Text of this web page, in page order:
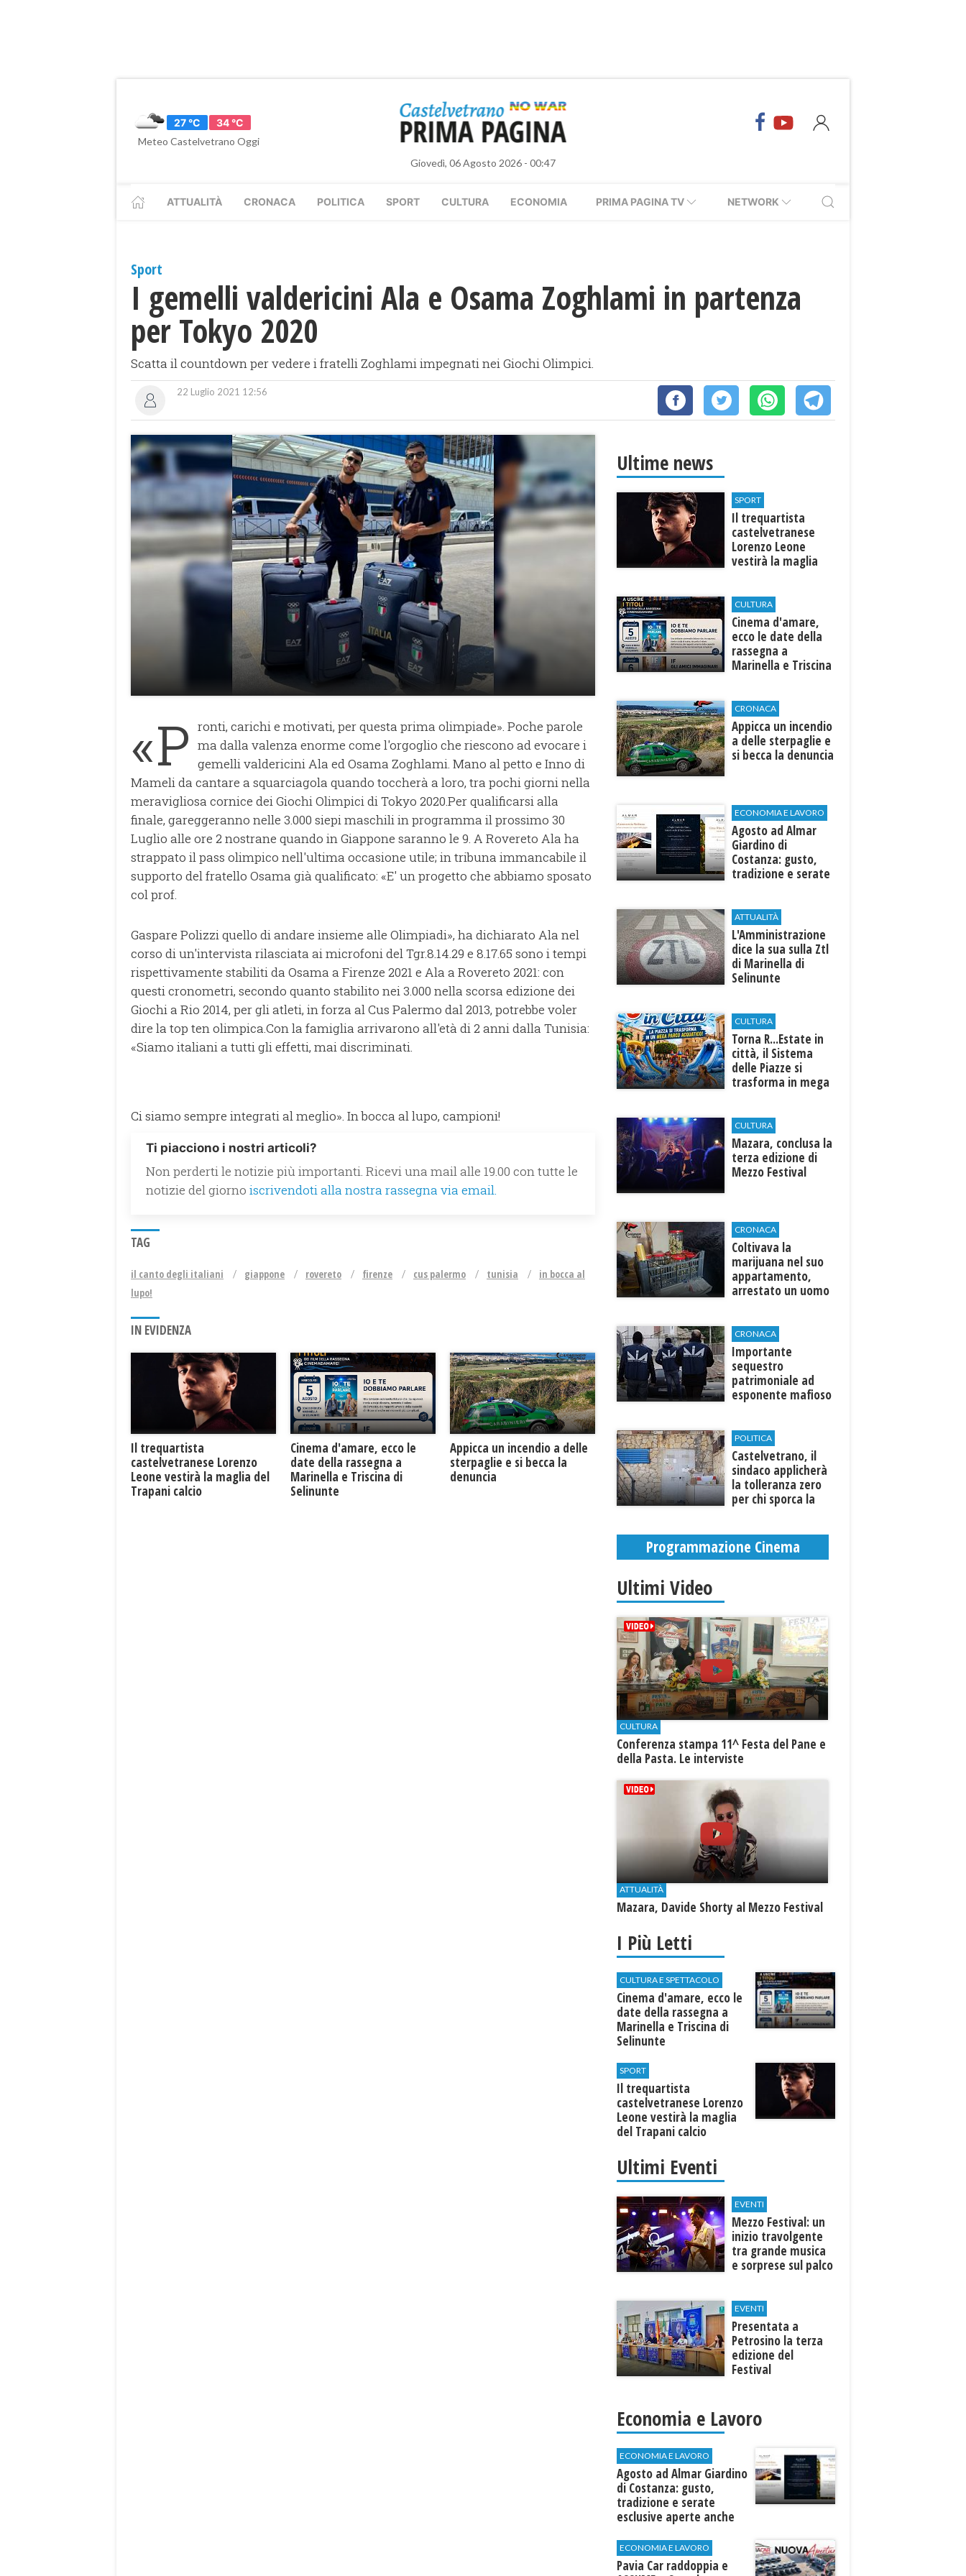
27 °C
34 °C
Meteo Castelvetrano Oggi
Giovedì, 06 Agosto 2026 - 00:47
ATTUALITÀ CRONACA POLITICA SPORT CULTURA ECONOMIA PRIMA PAGINA TV NETWORK
Sport
I gemelli valdericini Ala e Osama Zoghlami in partenza
per Tokyo 2020
Scatta il countdown per vedere i fratelli Zoghlami impegnati nei Giochi Olimpici.
22 Luglio 2021 12:56
«P ronti, carichi e motivati, per questa prima olimpiade». Poche parole
ma dalla valenza enorme come l'orgoglio che riescono ad evocare i
gemelli valdericini Ala ed Osama Zoghlami. Mano al petto e Inno di
Mameli da cantare a squarciagola quando toccherà a loro, tra pochi giorni nella
meravigliosa cornice dei Giochi Olimpici di Tokyo 2020.Per qualificarsi alla
finale, gareggeranno nelle 3.000 siepi maschili in programma il prossimo 30
Luglio alle ore 2 nostrane quando in Giappone saranno le 9. A Rovereto Ala ha
strappato il pass olimpico nell'ultima occasione utile; in tribuna immancabile il
supporto del fratello Osama già qualificato: «E' un progetto che abbiamo sposato
col prof.
Gaspare Polizzi quello di andare insieme alle Olimpiadi», ha dichiarato Ala nel
corso di un'intervista rilasciata ai microfoni del Tgr.8.14.29 e 8.17.65 sono i tempi
rispettivamente stabiliti da Osama a Firenze 2021 e Ala a Rovereto 2021: con
questi cronometri, secondo quanto stabilito nei 3.000 nella scorsa edizione dei
Giochi a Rio 2014, per gli atleti, in forza al Cus Palermo dal 2013, potrebbe voler
dire la top ten olimpica.Con la famiglia arrivarono all'età di 2 anni dalla Tunisia:
«Siamo italiani a tutti gli effetti, mai discriminati.
Ci siamo sempre integrati al meglio». In bocca al lupo, campioni!
Ti piacciono i nostri articoli?
Non perderti le notizie più importanti. Ricevi una mail alle 19.00 con tutte le
notizie del giorno iscrivendoti alla nostra rassegna via email.
TAG
il canto degli italiani giappone rovereto firenze cus palermo tunisia
in bocca al
lupo!
IN EVIDENZA
Il trequartista
castelvetranese Lorenzo
Leone vestirà la maglia del
Trapani calcio
Cinema d'amare, ecco le
date della rassegna a
Marinella e Triscina di
Selinunte
Appicca un incendio a delle
sterpaglie e si becca la
denuncia
Ultime news
SPORT
Il trequartista
castelvetranese
Lorenzo Leone
vestirà la maglia
CULTURA
Cinema d'amare,
ecco le date della
rassegna a
Marinella e Triscina
CRONACA
Appicca un incendio
a delle sterpaglie e
si becca la denuncia
ECONOMIA E LAVORO
Agosto ad Almar
Giardino di
Costanza: gusto,
tradizione e serate
esterni
ATTUALITÀ
L'Amministrazione
dice la sua sulla Ztl
di Marinella di
Selinunte
CULTURA
Torna R...Estate in
città, il Sistema
delle Piazze si
trasforma in mega
CULTURA
​Mazara, conclusa la
terza edizione di
Mezzo Festival
CRONACA
Coltivava la
marijuana nel suo
appartamento,
arrestato un uomo
CRONACA
Importante
sequestro
patrimoniale ad
esponente mafioso
POLITICA
Castelvetrano, il
sindaco applicherà
la tolleranza zero
per chi sporca la
Programmazione Cinema
Ultimi Video
CULTURA
Conferenza stampa 11^ Festa del Pane e
della Pasta. Le interviste
ATTUALITÀ
Mazara, Davide Shorty al Mezzo Festival
I Più Letti
CULTURA E SPETTACOLO
Cinema d'amare, ecco le
date della rassegna a
Marinella e Triscina di
Selinunte
SPORT
Il trequartista
castelvetranese Lorenzo
Leone vestirà la maglia
del Trapani calcio
Ultimi Eventi
EVENTI
Mezzo Festival: un
inizio travolgente
tra grande musica
e sorprese sul palco
EVENTI
Presentata a
Petrosino la terza
edizione del
Festival
"Voci dal
Mediterraneo"
Economia e Lavoro
ECONOMIA E LAVORO
Agosto ad Almar Giardino
di Costanza: gusto,
tradizione e serate
esclusive aperte anche
ECONOMIA E LAVORO
Pavia Car raddoppia e